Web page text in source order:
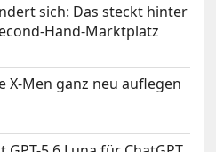
sich: Das steckt hinter
Hand-Marktplatz
X-Men ganz neu auflegen